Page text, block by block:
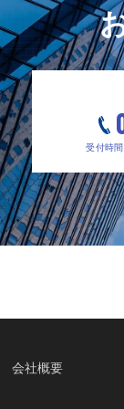
受付時
会社概要